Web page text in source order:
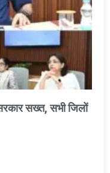
सख्त, सभी जिलों